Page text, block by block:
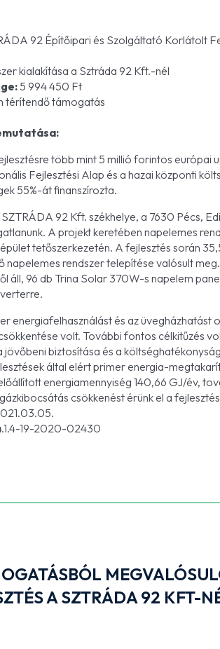
92 Építőipari és Szolgáltató Korlátolt
kialakítása a Sztráda 92 Kft.-nél
5 994 450 Ft
térítendő támogatás
több mint 5 millió forintos európai
Fejlesztési Alap és a hazai központi
55%-át finanszírozta.
92 Kft. székhelye, a 7630 Pécs,
A projekt keretében napelemes
tetőszerkezetén. A fejlesztés során
napelemes rendszer telepítése valósult
áll, 96 db Trina Solar 370W-s napelem
energiafelhasználást és az üvegházhatást
volt. További fontos célkitűzés
biztosítása és a költséghatékonyság
által elért primer energia-
energiamennyiség 140,66 GJ/év,
csökkenést érünk el a
19-2020-02430
A SZTRÁDA 92 KFT-